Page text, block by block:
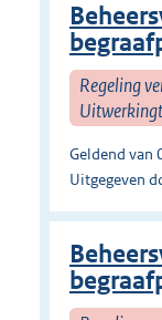
Regeling
Geldend
Uitgegeven